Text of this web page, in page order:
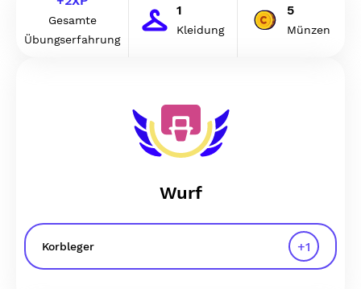
Gesamte
Übungserfahrung
1
Kleidung
5
Münzen
Wurf
Korbleger +1